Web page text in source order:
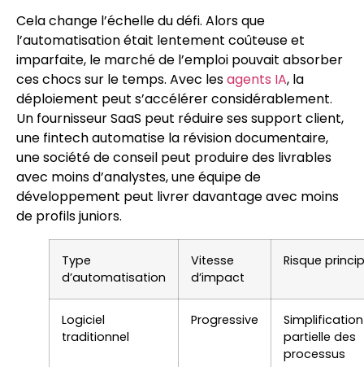
Cela change l’échelle du défi. Alors que
l’automatisation était lentement coûteuse et
imparfaite, le marché de l’emploi pouvait absorber
ces chocs sur le temps. Avec lesagents IA, la
déploiement peut s’accélérer considérablement.
Un fournisseur SaaS peut réduire ses support client,
une fintech automatise la révision documentaire,
une société de conseil peut produire des livrables
avec moins d’analystes, une équipe de
développement peut livrer davantage avec moins
de profils juniors.
Type
d’automatisation
Vitesse
d’impact
Risque
Logiciel
traditionnel
Progressive
Simplification
partielle des
processus